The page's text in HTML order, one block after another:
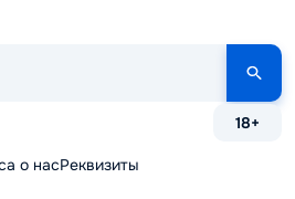
18+
о насРеквизиты